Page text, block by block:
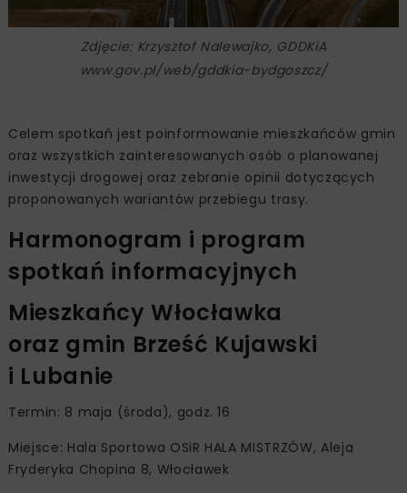
Zdjęcie: Krzysztof Nalewajko, GDDKiA
www.gov.pl/web/gddkia-bydgoszcz/
Celem spotkań jest poinformowanie mieszkańców gmin
oraz wszystkich zainteresowanych osób o planowanej
inwestycji drogowej oraz zebranie opinii dotyczących
proponowanych wariantów przebiegu trasy.
Harmonogram i program
spotkań informacyjnych
Mieszkańcy Włocławka
oraz gmin Brześć Kujawski
i Lubanie
Termin: 8 maja (środa), godz. 16
Miejsce: Hala Sportowa OSiR HALA MISTRZÓW, Aleja
Fryderyka Chopina 8, Włocławek